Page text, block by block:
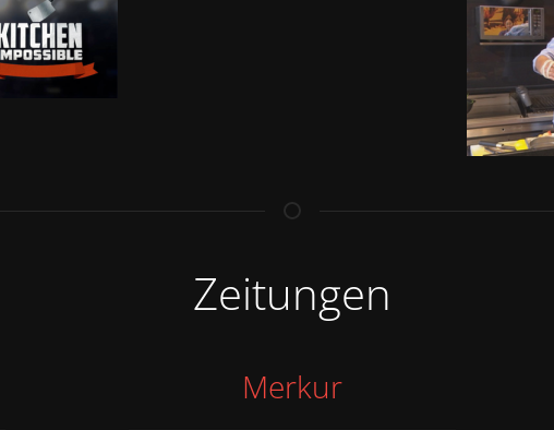
Zeitungen
Merkur